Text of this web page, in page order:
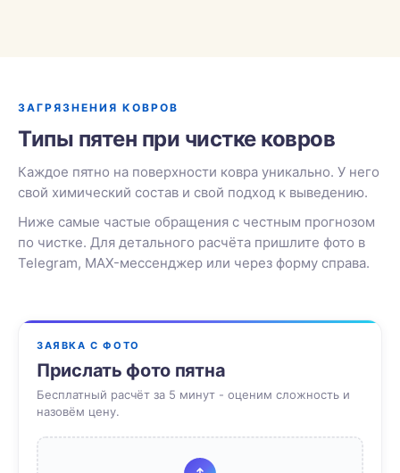
ЗАГРЯЗНЕНИЯ КОВРОВ
Типы пятен при чистке ковров
Каждое пятно на поверхности ковра уникально. У него
свой химический состав и свой подход к выведению.
Ниже самые частые обращения с честным прогнозом
по чистке. Для детального расчёта пришлите фото в
Telegram, MAX-мессенджер или через форму справа.
ЗАЯВКА С ФОТО
Прислать фото пятна
Бесплатный расчёт за 5 минут - оценим сложность и
назовём цену.